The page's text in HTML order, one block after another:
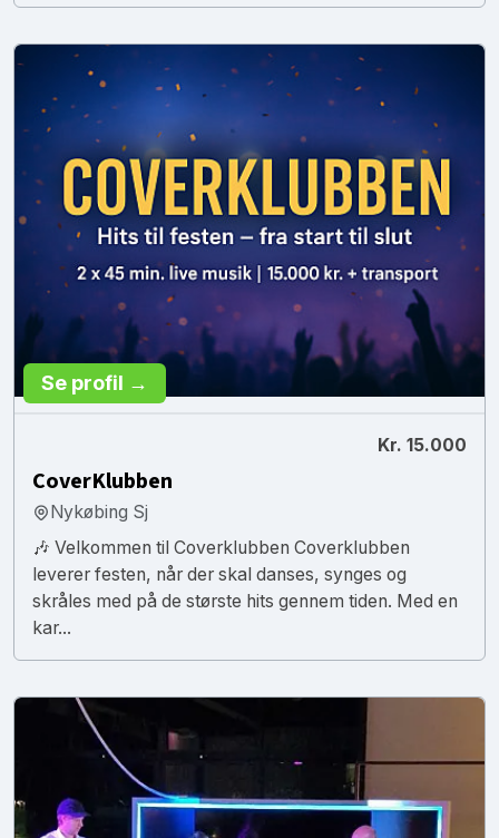
Se profil →
Kr. 15.000
CoverKlubben
Nykøbing Sj
🎶 Velkommen til Coverklubben Coverklubben
leverer festen, når der skal danses, synges og
skråles med på de største hits gennem tiden. Med en
kar...